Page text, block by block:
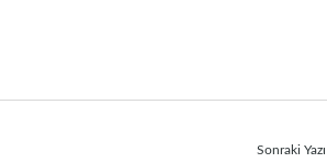
Sonraki Yazı